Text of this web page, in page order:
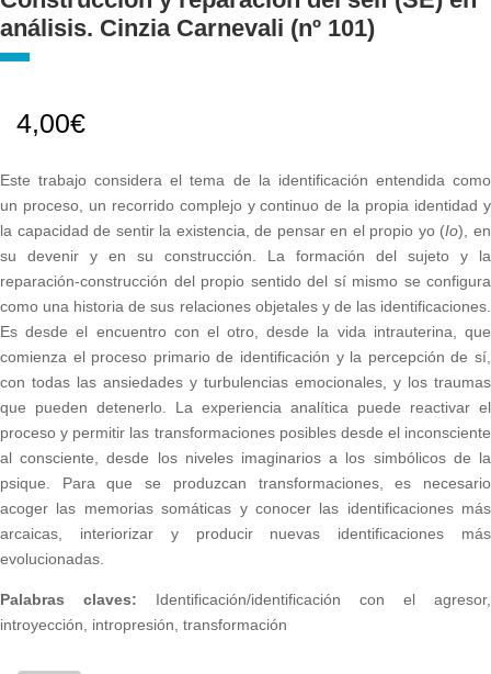
análisis. Cinzia Carnevali (nº 101)
4,00€
Este trabajo considera el tema de la identificación entendida como
un proceso, un recorrido complejo y continuo de la propia identidad y
la capacidad de sentir la existencia, de pensar en el propio yo (Io), en
su devenir y en su construcción. La formación del sujeto y la
reparación-construcción del propio sentido del sí mismo se configura
como una historia de sus relaciones objetales y de las identificaciones.
Es desde el encuentro con el otro, desde la vida intrauterina, que
comienza el proceso primario de identificación y la percepción de sí,
con todas las ansiedades y turbulencias emocionales, y los traumas
que pueden detenerlo. La experiencia analítica puede reactivar el
proceso y permitir las transformaciones posibles desde el inconsciente
al consciente, desde los niveles imaginarios a los simbólicos de la
psique. Para que se produzcan transformaciones, es necesario
acoger las memorias somáticas y conocer las identificaciones más
arcaicas, interiorizar y producir nuevas identificaciones más
evolucionadas.
Palabras claves: Identificación/identificación con el agresor,
introyección, intropresión, transformación